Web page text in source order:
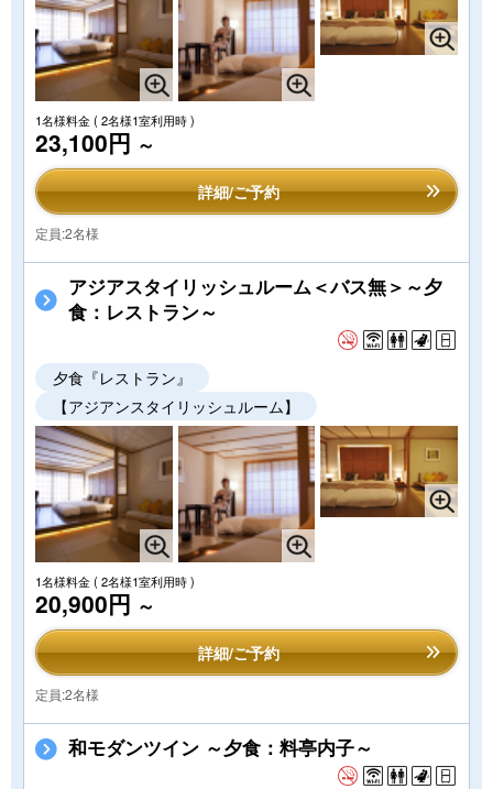
1名様料金( 2名様1室利用時 )
23,100円 ～
詳細/ご予約
定員:2名様
アジアスタイリッシュルーム＜バス無＞～夕
食：レストラン～
夕食『レストラン』
【アジアンスタイリッシュルーム】
1名様料金( 2名様1室利用時 )
20,900円 ～
詳細/ご予約
定員:2名様
和モダンツイン ～夕食：料亭内子～